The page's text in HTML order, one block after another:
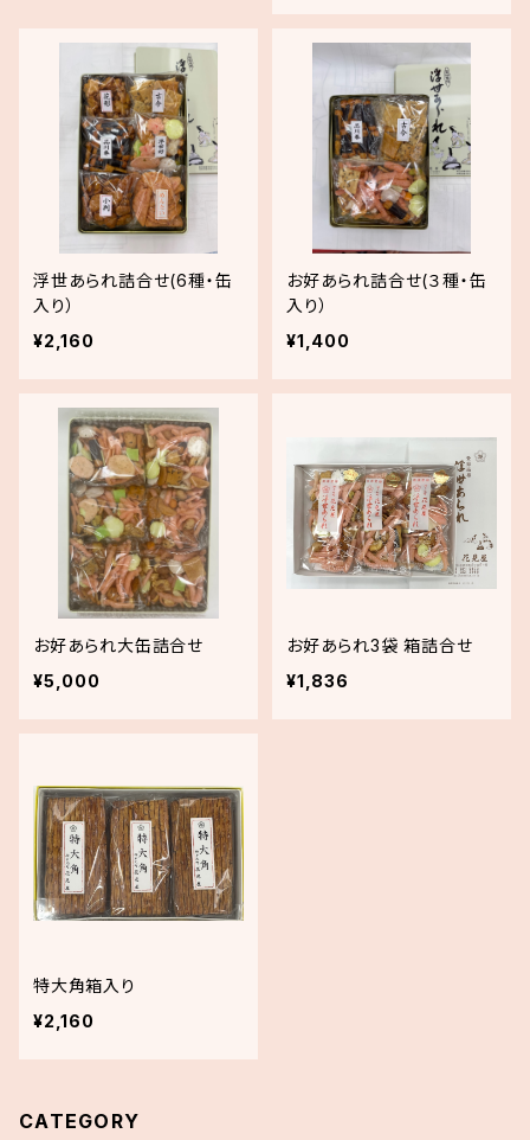
浮世あられ詰合せ(6種・缶
入り）
¥2,160
お好あられ詰合せ(３種・缶
入り）
¥1,400
お好あられ大缶詰合せ
¥5,000
お好あられ3袋 箱詰合せ
¥1,836
特大角箱入り
¥2,160
CATEGORY